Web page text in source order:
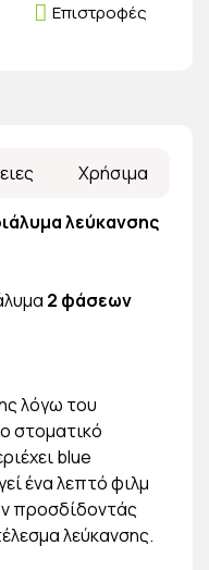
Επιστροφές
Χρήσιμα
λεύκανσης
2 φάσεων
λόγω του
στοματικό
blue
ένα λεπτό φιλμ
προσδίδοντάς
λεύκανσης.